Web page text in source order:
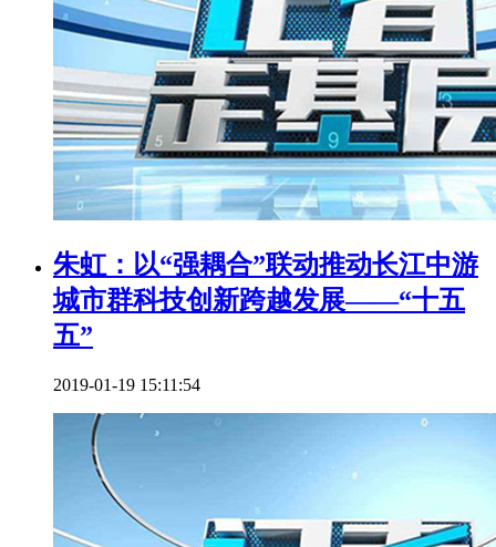
朱虹：以“强耦合”联动推动长江中游
城市群科技创新跨越发展——“十五
五”
2019-01-19 15:11:54